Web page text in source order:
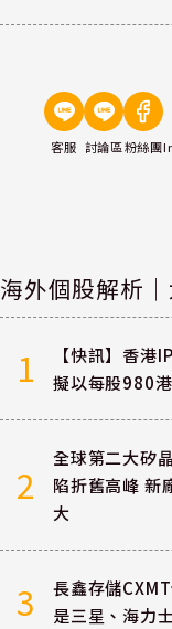
客服 討論區粉絲團
海外個股解析
1
【快訊】香港
擬以每股980
2
全球第二大矽
陷折舊高峰 新
大
3
長鑫存儲
是三星、海力